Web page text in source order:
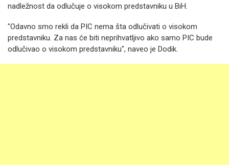
nadležnost da odlučuje o visokom predstavniku u BiH.
"Odavno smo rekli da PIC nema šta odlučivati o visokom
predstavniku. Za nas će biti neprihvatljivo ako samo PIC bude
odlučivao o visokom predstavniku", naveo je Dodik.